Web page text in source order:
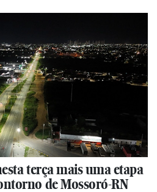
terça mais uma etapa
de Mossoró-RN